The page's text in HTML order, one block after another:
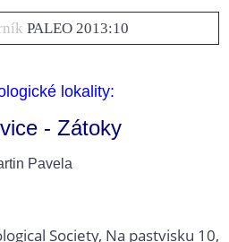
PALEO 2013:10
lokality:
- Zátoky
Pavela
Society, Na pastvisku 10,